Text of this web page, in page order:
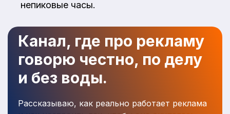
непиковые часы.
Канал, где про рекламу
говорю честно, по делу
и без воды.
Рассказываю, как реально работает реклама